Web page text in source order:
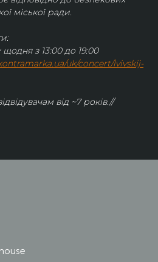
міської ради.
щодня з 13:00 до 19:00
uk/concert/lvivskij-
від ~7 років.//